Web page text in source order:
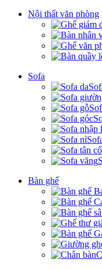
Nội thất văn phòng
Sofa
Bàn ghế